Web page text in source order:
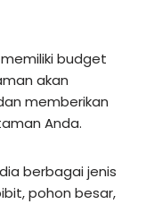
budget
akan
memberikan
Anda.
berbagai jenis
pohon besar,